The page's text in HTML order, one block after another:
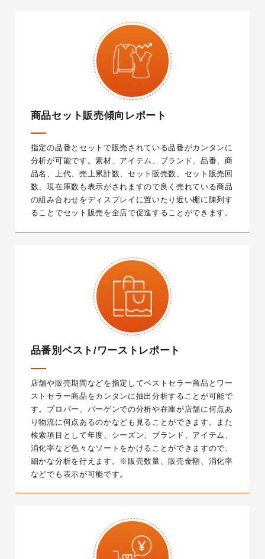
商品セット販売傾向レポート
指定の品番とセットで販売されている品番がカンタンに
分析が可能です。素材、アイテム、ブランド、品番、商
品名、上代、売上累計数、セット販売数、セット販売回
数、現在庫数も表示がされますので良く売れている商品
の組み合わせをディスプレイに置いたり近い棚に陳列す
ることでセット販売を全店で促進することができます。
品番別ベスト/ワーストレポート
店舗や販売期間などを指定してベストセラー商品とワー
ストセラー商品をカンタンに抽出分析することが可能で
す。プロパー、バーゲンでの分析や在庫が店舗に何点あ
り物流に何点あるのかなども見ることができます。また
検索項目として年度、シーズン、ブランド、アイテム、
消化率など色々なソートをかけることができますので、
細かな分析を行えます。
※販売数量、販売金額、消化率
などでも表示が可能です。